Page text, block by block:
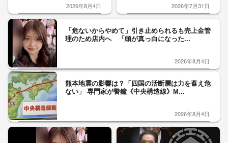
2026年8月4日 2026年7月31日
「危ないからやめて」引き止められるも売上金管
理のため店内へ 「頭が真っ白になった...
2026年8月4日
熊本地震の影響は？「四国の活断層は力を蓄え危
ない」 専門家が警鐘《中央構造線》M...
2026年8月4日